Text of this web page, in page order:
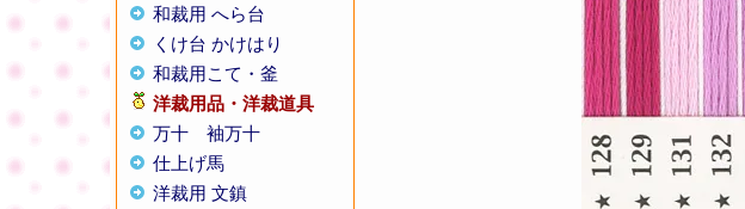
和裁用 へら台
くけ台 かけはり
和裁用こて・釜
洋裁用品・洋裁道具
万十
袖万十
仕上げ馬
洋裁用 文鎮